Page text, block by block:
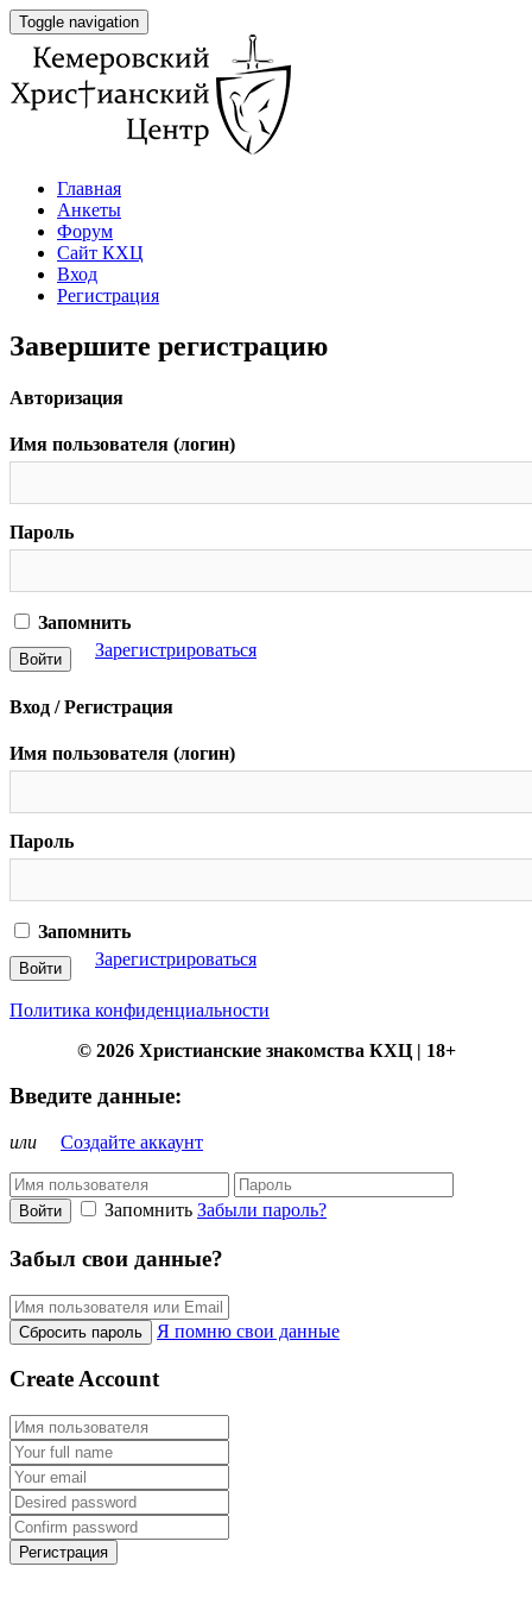
Toggle navigation
Главная
Анкеты
Форум
Сайт КХЦ
Вход
Регистрация
Завершите регистрацию
Авторизация
Имя пользователя (логин)
Пароль
Запомнить
Зарегистрироваться
Вход / Регистрация
Имя пользователя (логин)
Пароль
Запомнить
Зарегистрироваться
Политика конфиденциальности
© 2026 Христианские знакомства КХЦ | 18+
Введите данные:
или Создайте аккаунт
Войти Запомнить Забыли пароль?
Забыл свои данные?
Сбросить пароль Я помню свои данные
Create Account
Регистрация